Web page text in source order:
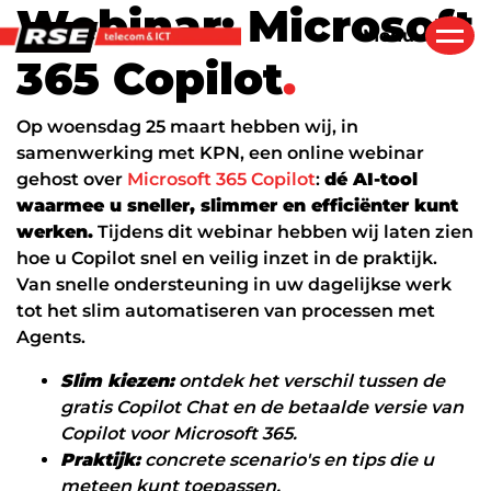
overslaan
Menu
Diensten
Moderne werkplek
Moderne Werkplek pakketten
Bedrijfsnetwerken
Hard- en Software
AI/Copilot
Zakelijke telefonie
Zakelijke mobiele telefonie
Zakelijke vaste telefonie
Bellen in Teams
Projecten
Klantenservice
Ons team
Certificeringen
Werken bij RSE
Nieuws
Partnerships
Vodafone Strategic+ Partner
KPN ÉÉN Excellence Partner
Microsoft Solutions Partner
Contact
Webinar: Microsoft
365 Copilot.
Op woensdag 25 maart hebben wij, in
samenwerking met KPN, een online webinar
gehost over Microsoft 365 Copilot: dé AI-tool
waarmee u sneller, slimmer en efficiënter kunt
werken. Tijdens dit webinar hebben wij laten zien
hoe u Copilot snel en veilig inzet in de praktijk.
Van snelle ondersteuning in uw dagelijkse werk
tot het slim automatiseren van processen met
Agents.
Slim kiezen:ontdek het verschil tussen de
gratis Copilot Chat en de betaalde versie van
Copilot voor Microsoft 365.
Praktijk:concrete scenario's en tips die u
meteen kunt toepassen.